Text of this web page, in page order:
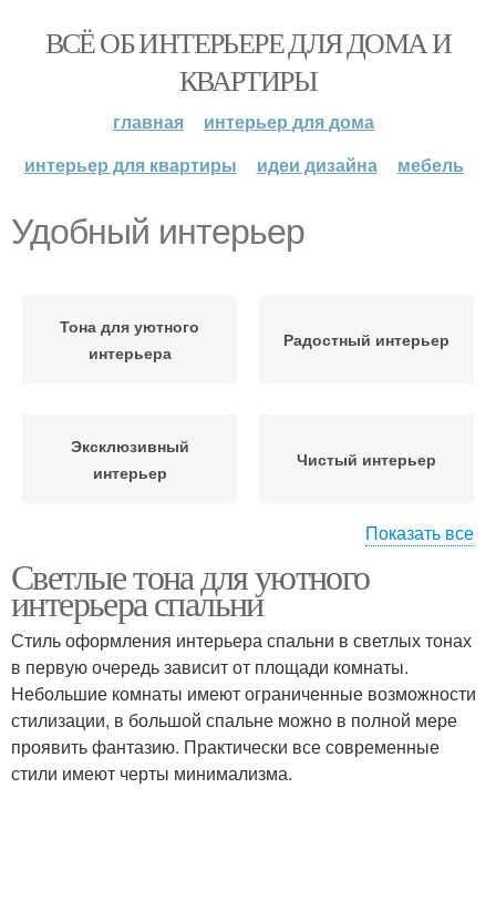
ВСЁ ОБ ИНТЕРЬЕРЕ ДЛЯ ДОМА И
КВАРТИРЫ
главная
интерьер для дома
интерьер для квартиры
идеи дизайна мебель
Удобный интерьер
Тона для уютного
интерьера
Радостный интерьер
Эксклюзивный
интерьер
Чистый интерьер
Тона для интерьера
Показать все
Светлые тона для уютного
интерьера спальни
Стиль оформления интерьера спальни в светлых тонах
в первую очередь зависит от площади комнаты.
Небольшие комнаты имеют ограниченные возможности
стилизации, в большой спальне можно в полной мере
проявить фантазию. Практически все современные
стили имеют черты минимализма.